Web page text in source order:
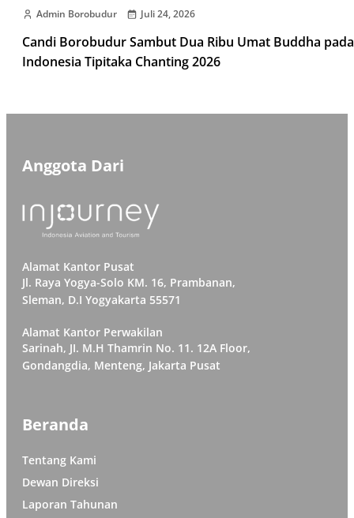
Admin Borobudur Juli 24, 2026
Candi Borobudur Sambut Dua Ribu Umat Buddha pada
Indonesia Tipitaka Chanting 2026
Anggota Dari
Alamat Kantor Pusat
Jl. Raya Yogya-Solo KM. 16, Prambanan,
Sleman, D.I Yogyakarta 55571
Alamat Kantor Perwakilan
Sarinah, JI. M.H Thamrin No. 11. 12A Floor,
Gondangdia, Menteng, Jakarta Pusat
Beranda
Tentang Kami
Dewan Direksi
Laporan Tahunan